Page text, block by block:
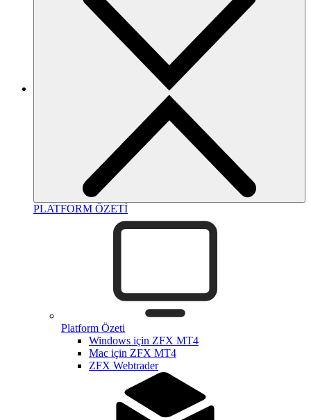
PLATFORM ÖZETİ
Platform Özeti
Windows için ZFX MT4
Mac için ZFX MT4
ZFX Webtrader